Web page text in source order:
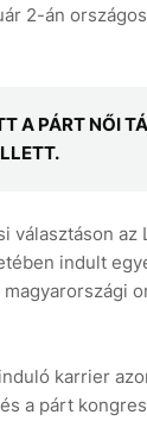
2-án
A PÁRT NŐI
választáson
indult
karrier
a párt